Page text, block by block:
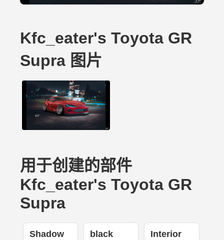
Kfc_eater's Toyota GR
Supra 图片
用于创建的部件
Kfc_eater's Toyota GR
Supra
Shadow black Interior